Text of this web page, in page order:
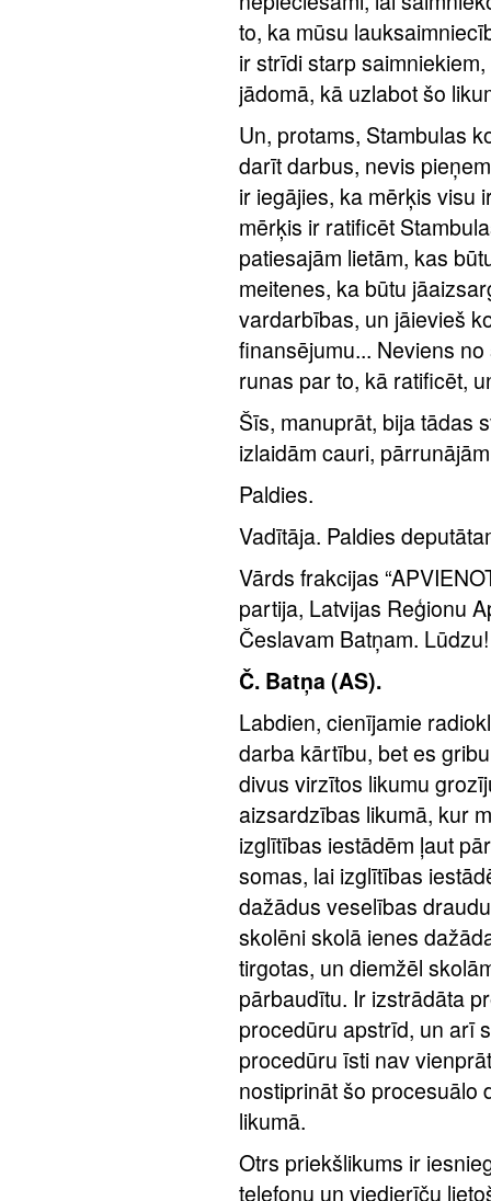
to, ka mūsu
ir strīdi starp
jādomā, kā uzlabot šo
Un, protams, Stambulas
darīt darbus, nevis
ir iegājies, ka mērķis visu
mērķis ir ratificēt
patiesajām lietām, kas
meitenes, ka būtu
vardarbības, un jāievieš
finansējumu... Neviens
runas par to, kā ratificēt,
Šīs, manuprāt, bija tādas
izlaidām cauri,
Paldies.
Vadītāja. Paldies
Vārds frakcijas
partija, Latvijas Reģionu
Česlavam Batņam. Lūdzu!
Č. Batņa (AS).
Labdien, cienījamie
darba kārtību, bet es
divus virzītos likumu
aizsardzības likumā, kur
izglītības iestādēm ļaut
somas, lai izglītības
dažādus veselības
skolēni skolā ienes
tirgotas, un diemžēl
pārbaudītu. Ir izstrādāta
procedūru apstrīd, un arī
procedūru īsti nav
nostiprināt šo procesuālo
likumā.
Otrs priekšlikums ir
telefonu un viedierīču